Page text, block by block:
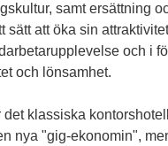
samt ersättning
sätt att öka sin
och i
och lönsamhet.
klassiska
nya "gig-ekonomin",